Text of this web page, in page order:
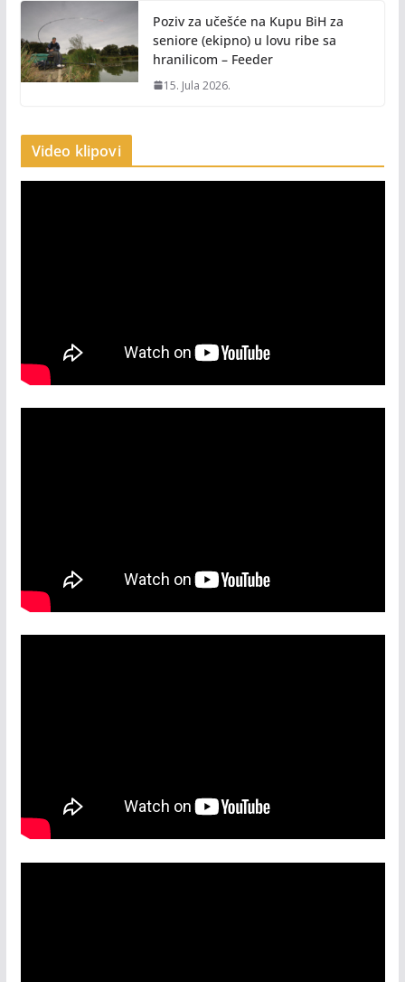
Poziv za učešće na Kupu BiH za
seniore (ekipno) u lovu ribe sa
hranilicom – Feeder
15. Jula 2026.
Video klipovi